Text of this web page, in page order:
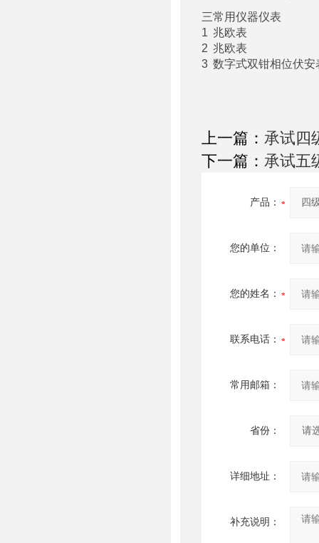
三常用仪器仪表
1 兆欧表
2 兆欧表
3 数字式双钳相位伏安
上一篇： 承试四
下一篇： 承试五
产品：
您的单位：
您的姓名：
联系电话：
常用邮箱：
省份：
详细地址：
补充说明：